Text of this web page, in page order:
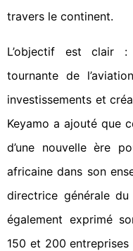
travers le continent.
L’objectif est clair
tournante de
investissements et
Keyamo a ajouté que
d’une nouvelle ère
africaine dans son
directrice générale
également exprimé
150 et 200